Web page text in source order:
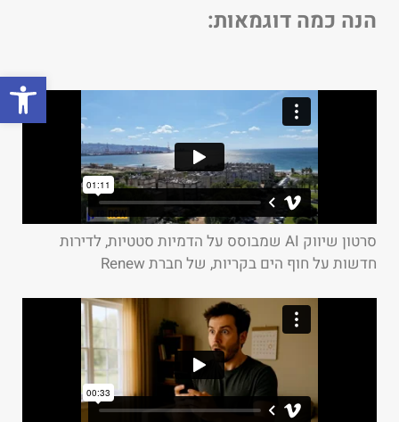
הנה כמה דוגמאות:
סרטון שיווק AI שמבוסס על הדמיות סטטיות, לדירות
חדשות על חוף הים בקריות, של חברת Renew